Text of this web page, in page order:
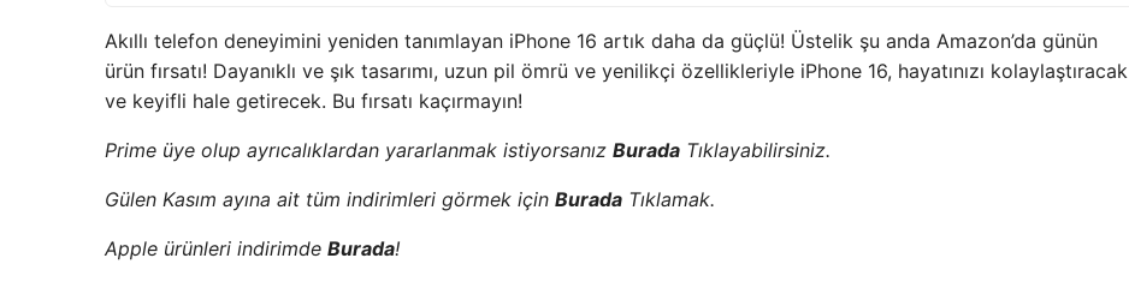
Akıllı telefon deneyimini yeniden tanımlayan iPhone 16 artık daha da güçlü! Üstelik şu anda Amazon’da günün
ürün fırsatı! Dayanıklı ve şık tasarımı, uzun pil ömrü ve yenilikçi özellikleriyle iPhone 16, hayatınızı kolaylaştıracak
ve keyifli hale getirecek. Bu fırsatı kaçırmayın!
Prime üye olup ayrıcalıklardan yararlanmak istiyorsanız Burada Tıklayabilirsiniz.
Gülen Kasım ayına ait tüm indirimleri görmek için Burada Tıklamak.
Apple ürünleri indirimde Burada!